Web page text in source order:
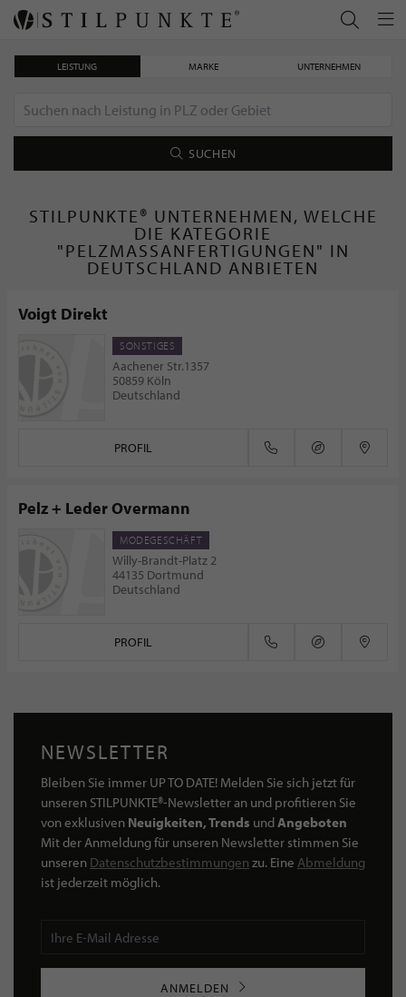
LEISTUNG MARKE UNTERNEHMEN
SUCHEN
STILPUNKTE® UNTERNEHMEN, WELCHE
DIE KATEGORIE
"PELZMASSANFERTIGUNGEN" IN D
EUTSCHLAND ANBIETEN
Voigt Direkt
SONSTIGES
Aachener Str.1357
50859 Köln
Deutschland
PROFIL
Pelz + Leder Overmann
MODEGESCHÄFT
Willy-Brandt-Platz 2
44135 Dortmund
Deutschland
PROFIL
NEWSLETTER
Bleiben Sie immer UP TO DATE! Melden Sie sich jetzt für
unseren STILPUNKTE®-Newsletter an und profitieren Sie
von exklusiven Neuigkeiten, Trends undAngeboten
Mit der Anmeldung für unseren Newsletter stimmen Sie
unseren Datenschutzbestimmungen zu. Eine Abmeldung
ist jederzeit möglich.
ANMELDEN